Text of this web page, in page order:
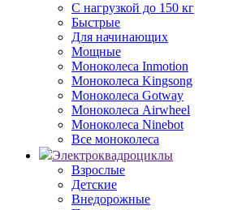
С нагрузкой до 150 кг
Быстрые
Для начинающих
Мощные
Моноколеса Inmotion
Моноколеса Kingsong
Моноколеса Gotway
Моноколеса Airwheel
Моноколеса Ninebot
Все моноколеса
Электроквадроциклы
Взрослые
Детские
Внедорожные